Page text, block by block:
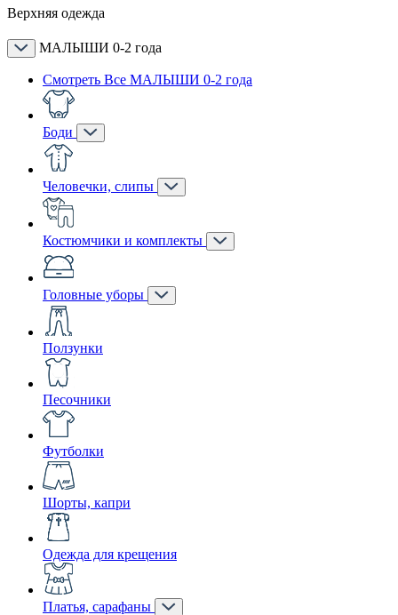
Верхняя одежда
МАЛЫШИ 0-2 года
Смотреть Все МАЛЫШИ 0-2 года
Боди
Человечки, слипы
Костюмчики и комплекты
Головные уборы
Ползунки
Песочники
Футболки
Шорты, капри
Одежда для крещения
Платья, сарафаны